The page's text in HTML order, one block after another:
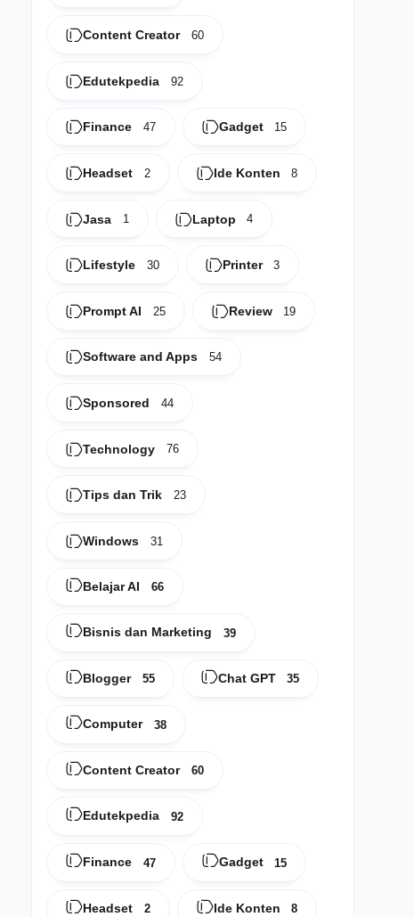
Content Creator 60
Edutekpedia 92
Finance 47 Gadget 15
Headset 2 Ide Konten 8
Jasa 1 Laptop 4
Lifestyle 30 Printer 3
Prompt AI 25 Review 19
Software and Apps 54
Sponsored 44
Technology 76
Tips dan Trik 23
Windows 31
Belajar AI 66
Bisnis dan Marketing 39
Blogger 55 Chat GPT 35
Computer 38
Content Creator 60
Edutekpedia 92
Finance 47 Gadget 15
Headset 2 Ide Konten 8